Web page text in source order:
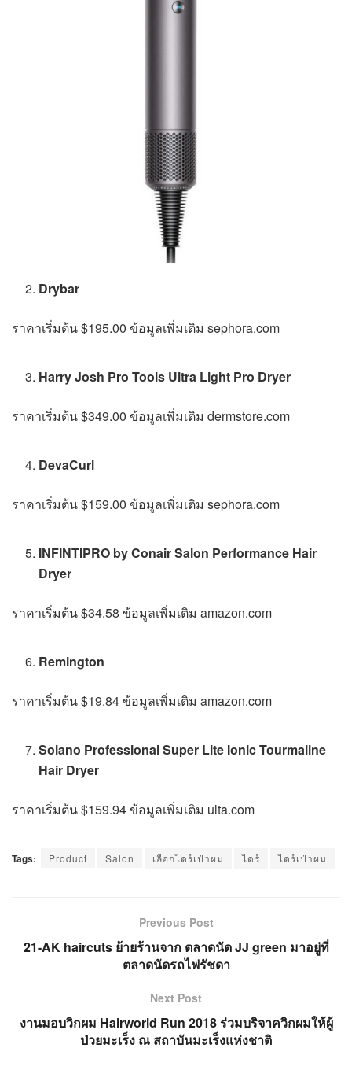
Drybar
ราคาเริ่มต้น $195.00 ข้อมูลเพิ่มเติม sephora.com
Harry Josh Pro Tools Ultra Light Pro Dryer
ราคาเริ่มต้น $349.00 ข้อมูลเพิ่มเติม dermstore.com
DevaCurl
ราคาเริ่มต้น $159.00 ข้อมูลเพิ่มเติม sephora.com
INFINTIPRO by Conair Salon Performance Hair
Dryer
ราคาเริ่มต้น $34.58 ข้อมูลเพิ่มเติม amazon.com
Remington
ราคาเริ่มต้น $19.84 ข้อมูลเพิ่มเติม amazon.com
Solano Professional Super Lite Ionic Tourmaline
Hair Dryer
ราคาเริ่มต้น $159.94 ข้อมูลเพิ่มเติม ulta.com
Tags: Product Salon เลือกไดร์เป่าผม ไดร์ ไดร์เป่าผม
Previous Post
21-AK haircuts ย้ายร้านจาก ตลาดนัด JJ green มาอยู่ที่
ตลาดนัดรถไฟรัชดา
Next Post
งานมอบวิกผม Hairworld Run 2018 ร่วมบริจาควิกผมให้ผู้
ป่วยมะเร็ง ณ สถาบันมะเร็งแห่งชาติ